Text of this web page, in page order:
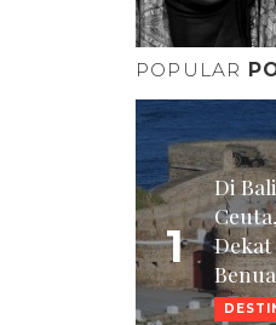
POPULAR
1
Di
Dekat